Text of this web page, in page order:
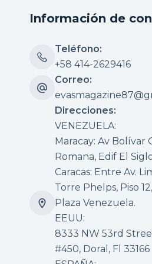
Información de
Teléfono:
+58 414-2629416
Correo:
Direcciones:
VENEZUELA:
Maracay: Av Bolívar
Romana, Edif El
Caracas: Entre Av.
Torre Phelps, Piso
Plaza Venezuela.
EEUU:
8333 NW 53rd
#450, Doral, Fl 33166